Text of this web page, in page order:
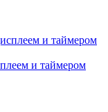
и таймером